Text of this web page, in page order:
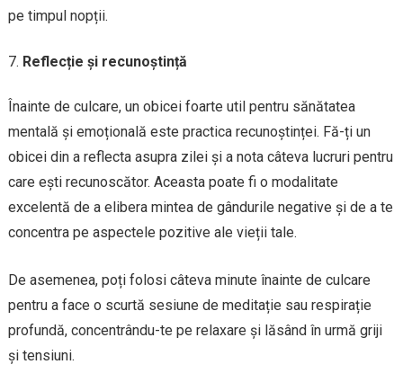
pe timpul nopții.
Reflecție și recunoștință
Înainte de culcare, un obicei foarte util pentru sănătatea
mentală și emoțională este practica recunoștinței. Fă-ți un
obicei din a reflecta asupra zilei și a nota câteva lucruri pentru
care ești recunoscător. Aceasta poate fi o modalitate
excelentă de a elibera mintea de gândurile negative și de a te
concentra pe aspectele pozitive ale vieții tale.
De asemenea, poți folosi câteva minute înainte de culcare
pentru a face o scurtă sesiune de meditație sau respirație
profundă, concentrându-te pe relaxare și lăsând în urmă griji
și tensiuni.